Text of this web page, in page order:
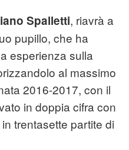
Spalletti, riavrà a
pupillo, che ha
esperienza sulla
al massimo
2016-2017, con il
in doppia cifra con
trentasette partite di